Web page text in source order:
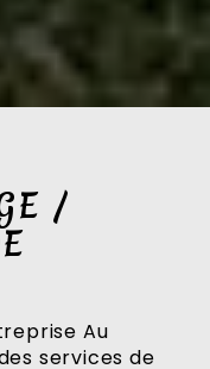
/
Au
services de